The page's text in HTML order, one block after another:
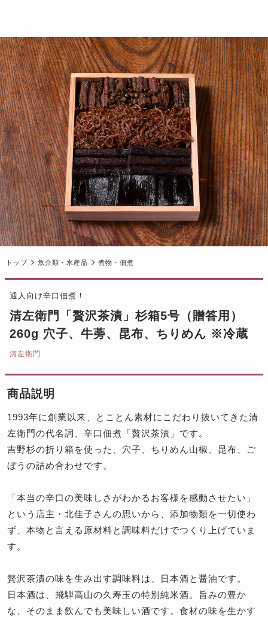
トップ 魚介類・水産品 煮物・佃煮
通人向け辛口佃煮！
清左衛門「贅沢茶漬」杉箱5号（贈答用）
260g 穴子、牛蒡、昆布、ちりめん ※冷蔵
清左衛門
商品説明
1993年に創業以来、とことん素材にこだわり抜いてきた清
左衛門の代名詞、辛口佃煮「贅沢茶漬」です。
吉野杉の折り箱を使った、穴子、ちりめん山椒、昆布、ご
ぼうの詰め合わせです。
「本当の辛口の美味しさがわかるお客様を感動させたい」
という店主・北佳子さんの思いから、添加物類を一切使わ
ず、本物と言える原材料と調味料だけでつくり上げていま
す。
贅沢茶漬の味を生み出す調味料は、日本酒と醤油です。
日本酒は、飛騨高山の久寿玉の特別純米酒。旨みの豊か
な、そのまま飲んでも美味しい酒です。食材の味を生かす